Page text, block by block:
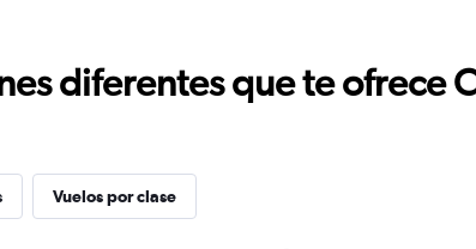
diferentes que te ofrece
Vuelos por clase